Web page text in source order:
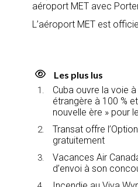
aéroport MET avec
L’aéroport MET est
Les plus lus
Cuba ouvre la voie
étrangère à 100 %
nouvelle ère » pour
Transat offre
gratuitement
Vacances Air
d’envoi à son